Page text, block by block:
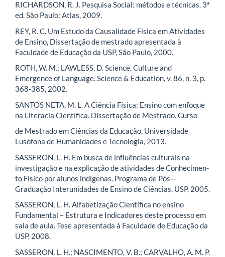
RICHARDSON, R. J. Pesquisa Social: métodos e técnicas. 3ª
ed. São Paulo: Atlas, 2009.
REY, R. C. Um Estudo da Causalidade Física em Atividades
de Ensino, Dissertação de mestrado apresentada à
Faculdade de Educação da USP, São Paulo, 2000.
ROTH, W. M.; LAWLESS, D. Science, Culture and
Emergence of Language. Science & Education, v. 86, n. 3, p.
368-385, 2002.
SANTOS NETA, M. L. A Ciência Física: Ensino com enfoque
na Literacia Científica. Dissertação de Mestrado. Curso
de Mestrado em Ciências da Educação, Universidade
Lusófona de Humanidades e Tecnologia, 2013.
SASSERON, L. H. Em busca de influências culturais na
investigação e na explicação de atividades de Conhecimen-
to Físico por alunos indígenas. Programa de Pós—
Graduação Interunidades de Ensino de Ciências, USP, 2005.
SASSERON, L. H. Alfabetização Científica no ensino
Fundamental – Estrutura e Indicadores deste processo em
sala de aula. Tese apresentada à Faculdade de Educação da
USP, 2008.
SASSERON, L. H.; NASCIMENTO, V. B.; CARVALHO, A. M. P.